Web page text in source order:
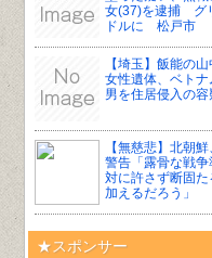
女(37)を逮捕 グ
ドルに 松戸市
【埼玉】飯能の
女性遺体、ベトナ
男を住居侵入の
【無慈悲】北朝
警告「露骨な戦
対に許さず断固た
加えるだろう」
★スポンサー